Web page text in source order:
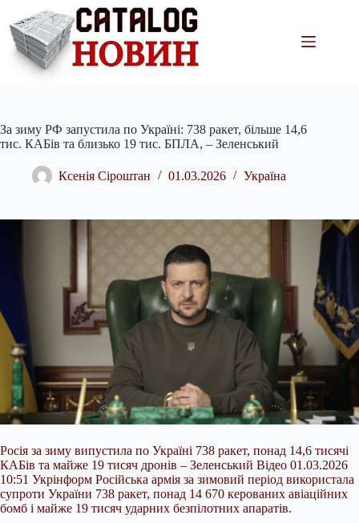
вмісту
За зиму РФ запустила по Україні: 738 ракет, більше 14,6
тис. КАБів та близько 19 тис. БПЛА, – Зеленський
Ксенія Сіроштан 01.03.2026 Україна
Росія за зиму випустила по Україні 738 ракет, понад 14,6 тисячі
КАБів та майже 19 тисяч дронів – Зеленський Відео 01.03.2026
10:51 Укрінформ Російська армія за зимовий період використала
супроти України 738 ракет, понад 14 670 керованих авіаційних
бомб і майже 19 тисяч ударних безпілотних апаратів.